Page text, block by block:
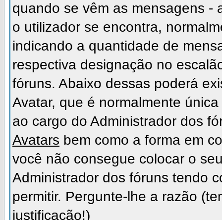
quando se vêm as mensagens -
o utilizador se encontra,
indicando a quantidade de
respectiva designação no
fóruns. Abaixo dessas poderá
Avatar, que é normalmente
ao cargo do Administrador dos
Avatars bem como a forma em
você não consegue colocar o
Administrador dos fóruns tendo
permitir. Pergunte-lhe a razão
justificação!)